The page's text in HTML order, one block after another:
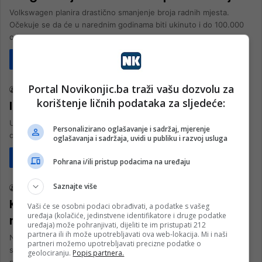
Volkswagen planira drastično smanjenje broja radnih mjesta.
Očekuje se da će u narednim godinama biti ukinuto i do 100.000
od…
nk 2 2. Jula 2026.
Izgorio veći broj automobila u ZHK
U požaru koji je izbio u srijedu u poslijepodnevnim satima na auto
otpadu u Ljutom Docu kod Širokog Brijega izgorio…
Pročitaj više
nk 2 29. Juna 2026.
Koji polovni automobili do 10.000 KM
nude najbolji odnos cijene i vrijednosti
Novi automobili nude garanciju, moderne tehnologije i visok nivo
sigurnosti, ali po cijeni koju mnogi ne mogu priuštiti. Tržište
Portal Novikonjic.ba traži vašu dozvolu za
korištenje ličnih podataka za sljedeće:
Personalizirano oglašavanje i sadržaj, mjerenje
oglašavanja i sadržaja, uvidi u publiku i razvoj usluga
Pohrana i/ili pristup podacima na uređaju
Saznajte više
Vaši će se osobni podaci obrađivati, a podatke s vašeg
uređaja (kolačiće, jedinstvene identifikatore i druge podatke
uređaja) može pohranjivati, dijeliti te im pristupati 212
partnera ili ih može upotrebljavati ova web-lokacija. Mi i naši
partneri možemo upotrebljavati precizne podatke o
geolociranju. Popis partnera.